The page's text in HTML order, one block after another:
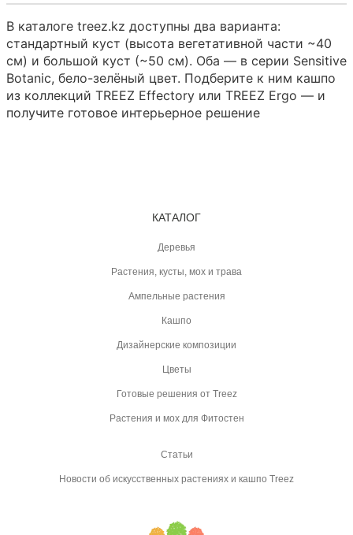
В каталоге treez.kz доступны два варианта:
стандартный куст (высота вегетативной части ~40
см) и большой куст (~50 см). Оба — в серии Sensitive
Botanic, бело-зелёный цвет. Подберите к ним кашпо
из коллекций TREEZ Effectory или TREEZ Ergo — и
получите готовое интерьерное решение
КАТАЛОГ
Деревья
Растения, кусты, мох и трава
Ампельные растения
Кашпо
Дизайнерские композиции
Цветы
Готовые решения от Treez
Растения и мох для Фитостен
Статьи
Новости об искусственных растениях и кашпо Treez